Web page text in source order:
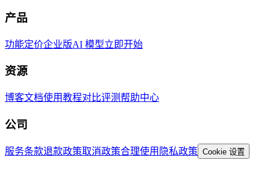
产品
功能定价企业版AI 模型立即开始
资源
博客文档使用教程对比评测帮助中心
公司
服务条款退款政策取消政策合理使用 隐私政策 Cookie 设置